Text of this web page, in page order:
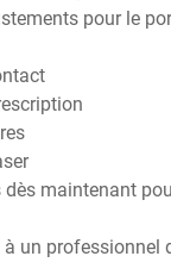
pour le
maintenant
un professionnel